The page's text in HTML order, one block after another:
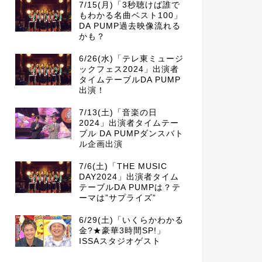
7/15(月)「3秒聴けば誰で
もわかる名曲ベスト100」
DA PUMP過去映像流れる
かも？
6/26(水)「テレ東ミュージ
ックフェス2024」出演者
タイムテーブルDA PUMP
出演！
7/13(土)「音楽の日
2024」出演者タイムテー
ブル DA PUMPダンスバト
ル企画出演
7/6(土)「THE MUSIC
DAY2024」出演者タイム
テーブルDA PUMPは？テ
ーマは”サプライズ”
6/29(土)「いくらかわかる
金?★豪華3時間SP!」
ISSAスタジオゲスト